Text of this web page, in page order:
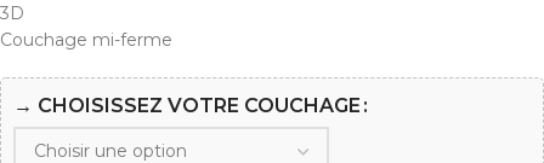
3D
Couchage mi-ferme
→ CHOISISSEZ VOTRE COUCHAGE